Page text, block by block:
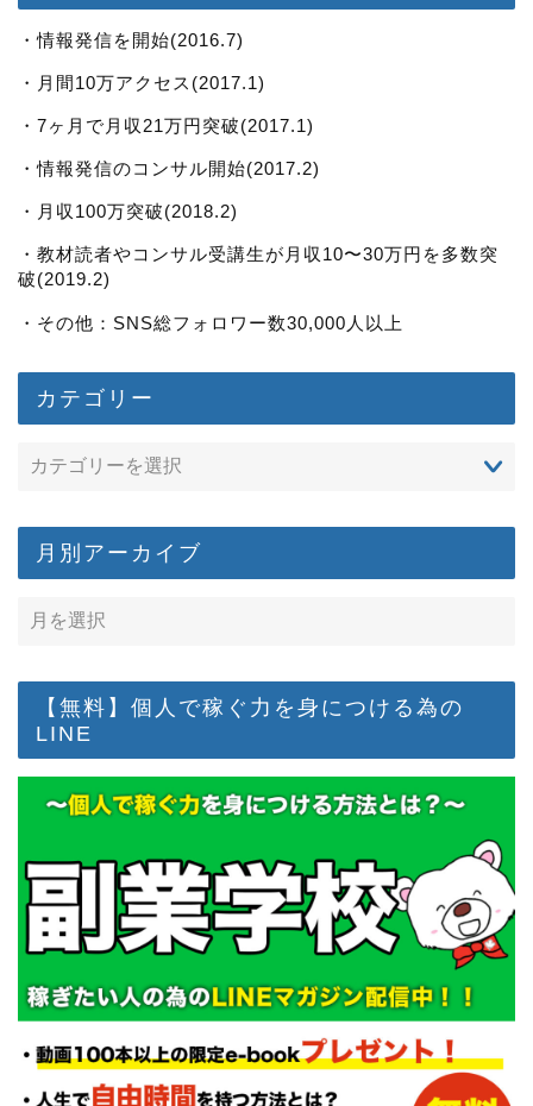
・情報発信を開始(2016.7)
・月間10万アクセス(2017.1)
・7ヶ月で月収21万円突破(2017.1)
・情報発信のコンサル開始(2017.2)
・月収100万突破(2018.2)
・教材読者やコンサル受講生が月収10〜30万円を多数突
破(2019.2)
・その他：SNS総フォロワー数30,000人以上
カテゴリー
月別アーカイブ
【無料】個人で稼ぐ力を身につける為の
LINE